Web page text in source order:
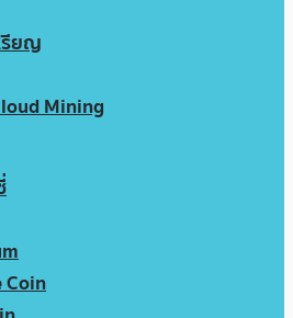
รียญ
Mining
Coin